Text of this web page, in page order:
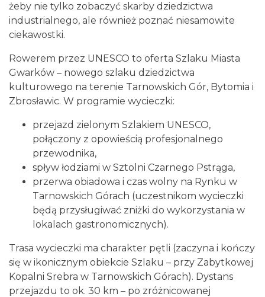
Chorzów
2026-10-04
15.90 km
Fajer Festiwal 2026
Chorzów
15.90 km
Koncert Sandry w Gliwicach
Gliwice
2026-10-16
17.49 km
żeby nie tylko zobaczyć skarby dziedzictwa
industrialnego, ale również poznać niesamowite
ciekawostki.
Rowerem przez UNESCO to oferta Szlaku Miasta
Gwarków – nowego szlaku dziedzictwa
kulturowego na terenie Tarnowskich Gór, Bytomia i
Zbrosławic. W programie wycieczki:
przejazd zielonym Szlakiem UNESCO,
połączony z opowieścią profesjonalnego
przewodnika,
spływ łodziami w Sztolni Czarnego Pstrąga,
przerwa obiadowa i czas wolny na Rynku w
Tarnowskich Górach (uczestnikom wycieczki
będą przysługiwać zniżki do wykorzystania w
lokalach gastronomicznych).
Trasa wycieczki ma charakter pętli (zaczyna i kończy
się w ikonicznym obiekcie Szlaku – przy Zabytkowej
Kopalni Srebra w Tarnowskich Górach). Dystans
przejazdu to ok. 30 km – po zróżnicowanej